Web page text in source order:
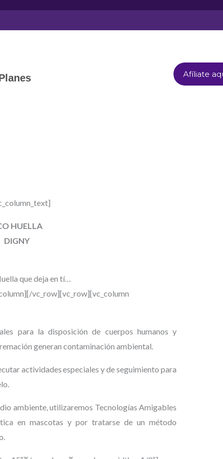
Afíliate
HUELLA
DIGNY
que deja en tí…
vc_row][vc_row][vc_column
para la disposición de cuerpos humanos y
generan contaminación ambiental.
actividades especiales y de seguimiento para
ambiente, utilizaremos Tecnologías Amigables
en mascotas ypor tratarse de un método